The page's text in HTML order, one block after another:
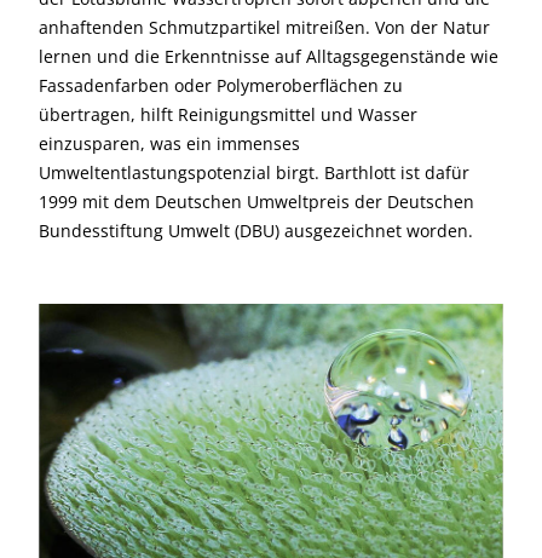
anhaftenden Schmutzpartikel mitreißen. Von der Natur
lernen und die Erkenntnisse auf Alltagsgegenstände wie
Fassadenfarben oder Polymeroberflächen zu
übertragen, hilft Reinigungsmittel und Wasser
einzusparen, was ein immenses
Umweltentlastungspotenzial birgt. Barthlott ist dafür
1999 mit dem Deutschen Umweltpreis der Deutschen
Bundesstiftung Umwelt (DBU) ausgezeichnet worden.